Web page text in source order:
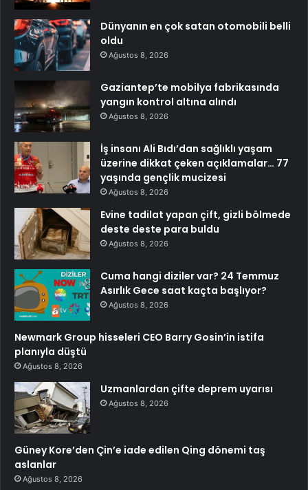
Dünyanın en çok satan otomobili belli
oldu
Ağustos 8, 2026
Gaziantep’te mobilya fabrikasında
yangın kontrol altına alındı
Ağustos 8, 2026
İş insanı Ali Bıdı’dan sağlıklı yaşam
üzerine dikkat çeken açıklamalar… 77
yaşında gençlik mucizesi
Ağustos 8, 2026
Evine tadilat yapan çift, gizli bölmede
deste deste para buldu
Ağustos 8, 2026
Cuma hangi diziler var? 24 Temmuz
Asırlık Gece saat kaçta başlıyor?
Ağustos 8, 2026
Newmark Group hisseleri CEO Barry Gosin’in istifa
planıyla düştü
Ağustos 8, 2026
Uzmanlardan çifte deprem uyarısı
Ağustos 8, 2026
Güney Kore’den Çin’e iade edilen Qing dönemi taş
aslanlar
Ağustos 8, 2026